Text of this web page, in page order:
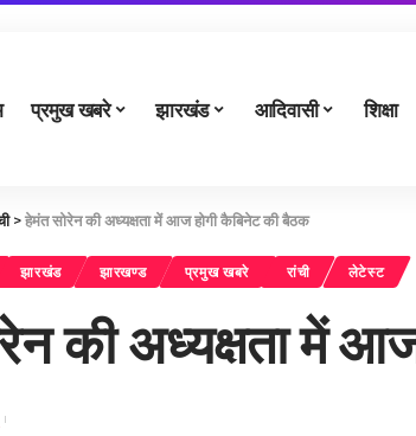
प्रमुख खबरे झारखंड आदिवासी शिक्षा
>हेमंत सोरेन की अध्यक्षता में आज होगी कैबिनेट की बैठक
झारखंड झारखण्ड प्रमुख खबरे रांची लेटेस्ट
की अध्यक्षता में